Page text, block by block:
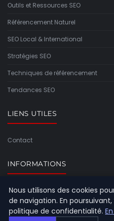
Outils et Ressources SEO
Référencement Naturel
SEO Local & International
Stratégies SEO
Techniques de référencement
Tendances SEO
LIENS UTILES
Contact
INFORMATIONS
Plan du site
Nous utilisons des cookies
de navigation. En
politique de confidentialité.